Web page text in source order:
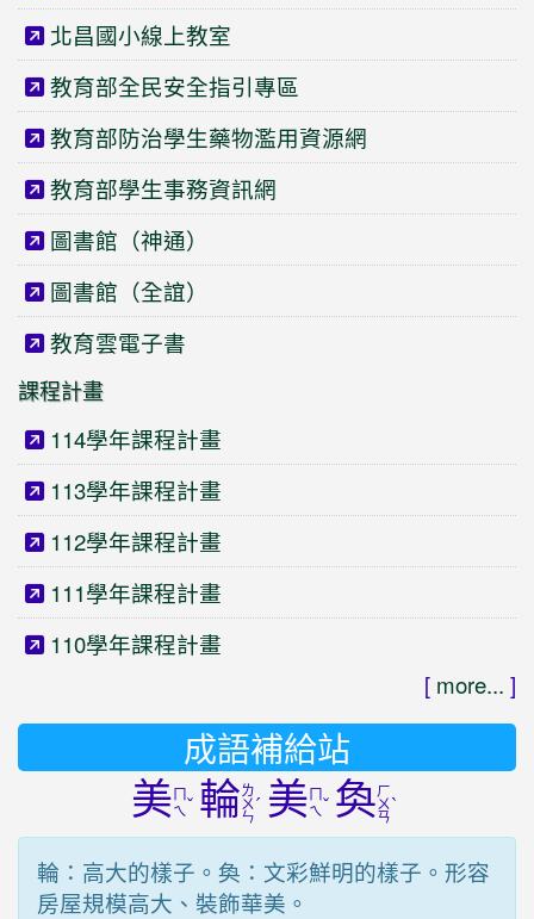
北昌國小線上教室
教育部全民安全指引專區
教育部防治學生藥物濫用資源網
教育部學生事務資訊網
圖書館（神通）
圖書館（全誼）
教育雲電子書
課程計畫
114學年課程計畫
113學年課程計畫
112學年課程計畫
111學年課程計畫
110學年課程計畫
[ more... ]
成語補給站
美ㄟˇ 輪ㄌ
ㄨ
ㄣ
ˊ 美ㄟˇ 奐ㄏ
ㄨ
ㄢ
ˋ
輪：高大的樣子。奐：文彩鮮明的樣子。形容
房屋規模高大、裝飾華美。